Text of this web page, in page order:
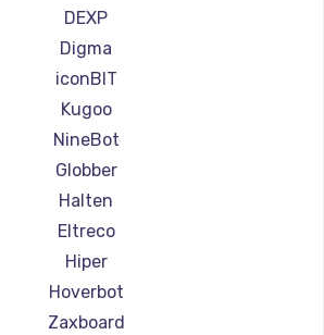
самокатов Bork
самокатов Segway
самокатов KIRIN
DEXP
Digma
iconBIT
Kugoo
NineBot
Globber
Halten
Eltreco
Hiper
Hoverbot
Zaxboard